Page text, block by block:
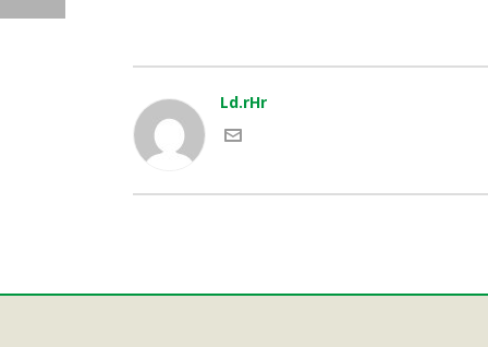
Ld.rHr